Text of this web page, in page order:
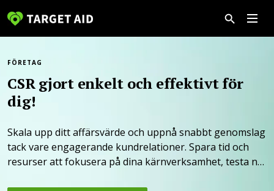
FÖRETAG
CSR gjort enkelt och effektivt för
Skala upp ditt affärsvärde och uppnå snabbt genomslag
tack vare engagerande kundrelationer. Spara tid och
resurser att fokusera på dina kärnverksamhet, testa nu